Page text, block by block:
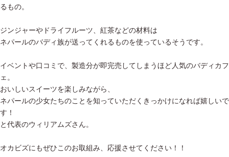
るもの。
ジンジャーやドライフルーツ、紅茶などの材料は
ネパールのバディ族が送ってくれるものを使っているそうです。
イベントや口コミで、製造分が即完売してしまうほど人気のバディカフ
ェ。
おいしいスイーツを楽しみながら、
ネパールの少女たちのことを知っていただくきっかけになれば嬉しいで
す！
と代表のウィリアムズさん。
オカビズにもぜひこのお取組み、応援させてください！！